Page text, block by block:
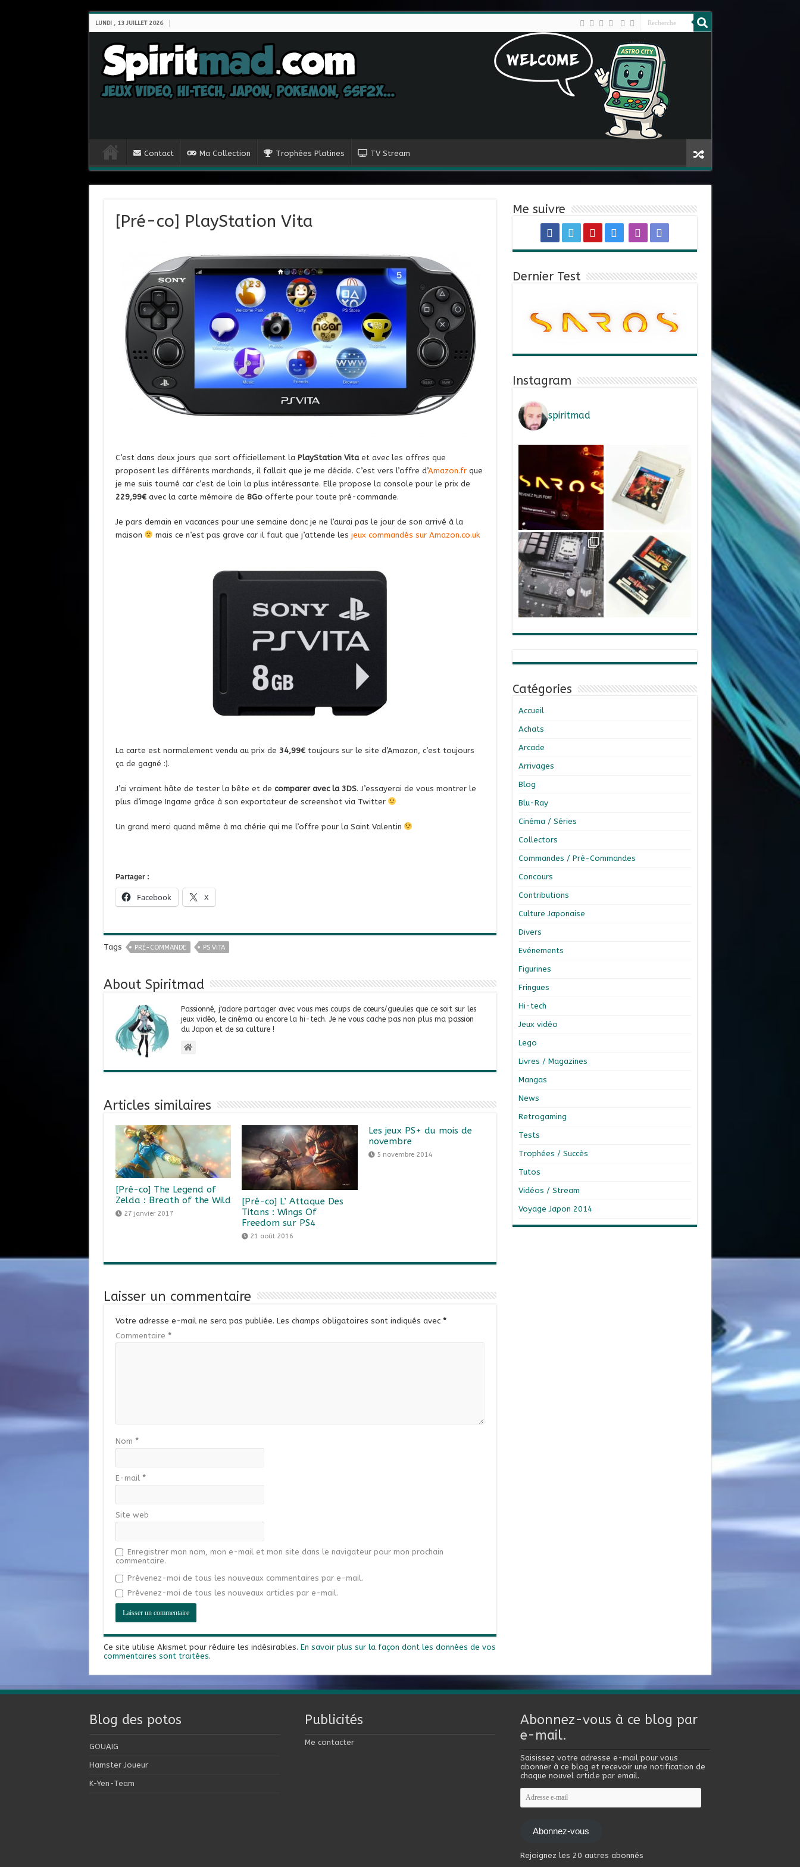
LUNDI , 13 JUILLET 2026
Contact Ma Collection Trophées Platines TV Stream
[Pré-co] PlayStation Vita
C’est dans deux jours que sort officiellement la PlayStation Vitaet avec les offres que
proposent les différents marchands, il fallait que je me décide. C’est vers l’offre d’Amazon.frque
je me suis tourné car c’est de loin la plus intéressante. Elle propose la console pour le prix de
229,99€avec la carte mémoire de 8Goofferte pour toute pré-commande.
Je pars demain en vacances pour une semaine donc je ne l’aurai pas le jour de son arrivé à la
maison
mais ce n’est pas grave car il faut que j’attende lesjeux commandés sur Amazon.co.uk
La carte est normalement vendu au prix de 34,99€toujours sur le site d’Amazon, c’est toujours
ça de gagné :).
J’ai vraiment hâte de tester la bête et de comparer avec la 3DS. J’essayerai de vous montrer le
plus d’image Ingame grâce à son exportateur de screenshot via Twitter
Un grand merci quand même à ma chérie qui me l’offre pour la Saint Valentin
Partager :
Facebook X
Tags PRÉ-COMMANDE PS VITA
About Spiritmad
Passionné, j'adore partager avec vous mes coups de cœurs/gueules que ce soit sur les
jeux vidéo, le cinéma ou encore la hi-tech. Je ne vous cache pas non plus ma passion
du Japon et de sa culture !
Articles similaires
[Pré-co] The Legend of
Zelda : Breath of the Wild
27 janvier 2017
[Pré-co] L’ Attaque Des
Titans : Wings Of
Freedom sur PS4
21 août 2016
Les jeux PS+ du mois de
novembre
5 novembre 2014
Laisser un commentaire
Votre adresse e-mail ne sera pas publiée. Les champs obligatoires sont indiqués avec *
Commentaire *
Nom *
E-mail *
Site web
Enregistrer mon nom, mon e-mail et mon site dans le navigateur pour mon prochain
commentaire.
Prévenez-moi de tous les nouveaux commentaires par e-mail.
Prévenez-moi de tous les nouveaux articles par e-mail.
Ce site utilise Akismet pour réduire les indésirables. En savoir plus sur la façon dont les données de vos
commentaires sont traitées.
Me suivre
Dernier Test
Instagram
spiritmad
Catégories
Accueil
Achats
Arcade
Arrivages
Blog
Blu-Ray
Cinéma / Séries
Collectors
Commandes / Pré-Commandes
Concours
Contributions
Culture Japonaise
Divers
Evénements
Figurines
Fringues
Hi-tech
Jeux vidéo
Lego
Livres / Magazines
Mangas
News
Retrogaming
Tests
Trophées / Succès
Tutos
Vidéos / Stream
Voyage Japon 2014
Blog des potos
GOUAIG
Hamster Joueur
K-Yen-Team
Publicités
Me contacter
Abonnez-vous à ce blog par
e-mail.
Saisissez votre adresse e-mail pour vous
abonner à ce blog et recevoir une notification de
chaque nouvel article par email.
Adresse
e-
mail
Abonnez-vous
Rejoignez les 20 autres abonnés